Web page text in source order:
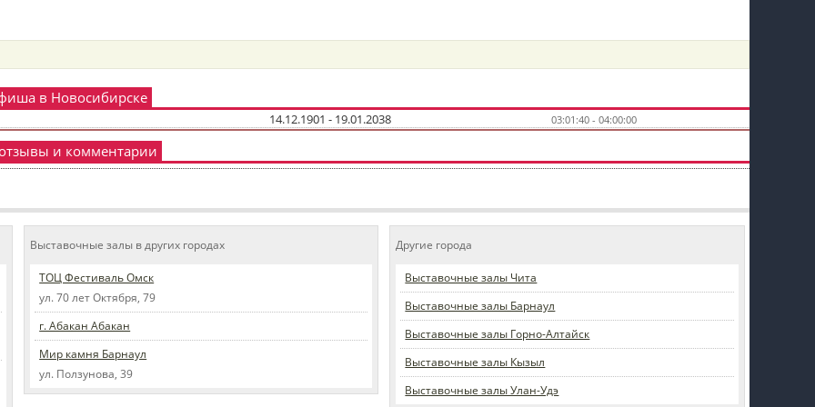
в Новосибирске
14.12.1901 - 19.01.2038 03:01:40 - 04:00:00
отзывы и комментарии
Выставочные залы в других городах
ТОЦ Фестиваль Омск
ул. 70 лет Октября, 79
г. Абакан Абакан
Мир камня Барнаул
ул. Ползунова, 39
Другие города
Выставочные залы Чита
Выставочные залы Барнаул
Выставочные залы Горно-Алтайск
Выставочные залы Кызыл
Выставочные залы Улан-Удэ